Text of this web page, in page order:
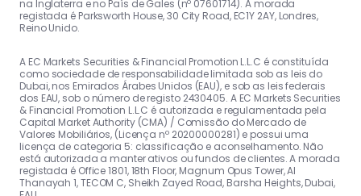
na Inglaterra e no País de Gales (nº 07601714). A morada
registada é Parksworth House, 30 City Road, EC1Y 2AY, Londres,
Reino Unido.
A EC Markets Securities & Financial Promotion L.L.C é constituída
como sociedade de responsabilidade limitada sob as leis do
Dubai, nos Emirados Árabes Unidos (EAU), e sob as leis federais
dos EAU, sob o número de registo 2430405. A EC Markets Securities
& Financial Promotion L.L.C é autorizada e regulamentada pela
Capital Market Authority (CMA) / Comissão do Mercado de
Valores Mobiliários, (Licença nº 20200000281) e possui uma
licença de categoria 5: classificação e aconselhamento. Não
está autorizada a manter ativos ou fundos de clientes. A morada
registada é Office 1801, 18th Floor, Magnum Opus Tower, Al
Thanayah 1, TECOM C, Sheikh Zayed Road, Barsha Heights, Dubai,